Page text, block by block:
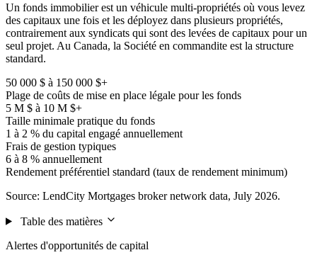
Un fonds immobilier est un véhicule multi-propriétés où vous levez
des capitaux une fois et les déployez dans plusieurs propriétés,
contrairement aux syndicats qui sont des levées de capitaux pour un
seul projet. Au Canada, la Société en commandite est la structure
standard.
50 000 $ à 150 000 $+
Plage de coûts de mise en place légale pour les fonds
5 M $ à 10 M $+
Taille minimale pratique du fonds
1 à 2 % du capital engagé annuellement
Frais de gestion typiques
6 à 8 % annuellement
Rendement préférentiel standard (taux de rendement minimum)
Source: LendCity Mortgages broker network data, July 2026.
Table des matières
Alertes d'opportunités de capital